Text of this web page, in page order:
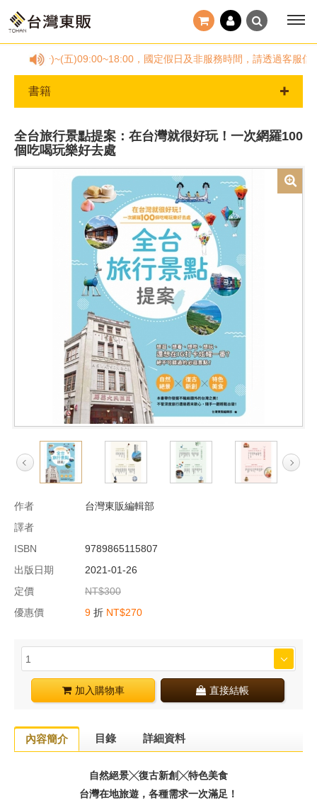
，(一)~(五)09:00~18:00，國定假日及非服務時間，請透過客服信箱
書籍
全台旅行景點提案：在台灣就很好玩！一次網羅100
個吃喝玩樂好去處
作者
台灣東販編輯部
譯者
ISBN
9789865115807
出版日期
2021-01-26
定價
NT$300
優惠價
9 折 NT$270
加入購物車 直接結帳
內容簡介 目錄 詳細資料
自然絕景╳復古新創╳特色美食
台灣在地旅遊，各種需求一次滿足！